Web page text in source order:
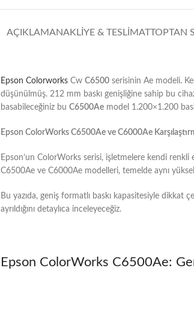
AÇIKLAMANAKLIYE & TESLIMATTOPTAN
Epson ColorworksCw C6500serisinin Ae modeli.
düşünülmüş. 212 mm baskı genişliğine sahip bu
basabileceğiniz bu C6500Aemodel 1.200×1.200
Epson ColorWorks C6500Ae ve C6000Ae
Epson’un ColorWorks serisi, işletmelere kendi
C6500Ae ve C6000Ae modelleri, temelde aynı
Bu yazıda, geniş formatlı baskı kapasitesiyle
ayrıldığını detaylıca inceleyeceğiz.
Epson ColorWorks C6500Ae: